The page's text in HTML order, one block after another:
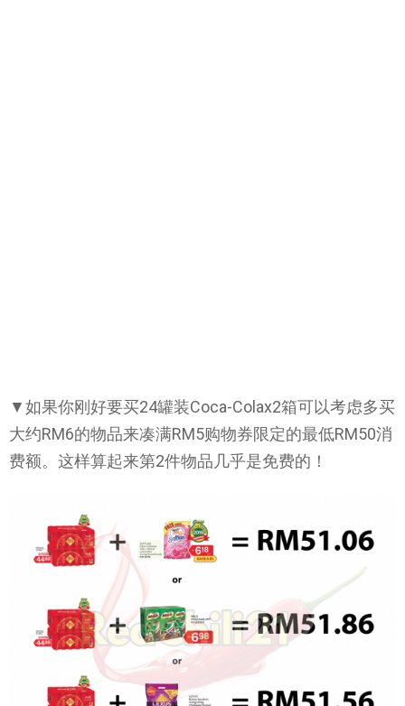
▼如果你刚好要买24罐装Coca-Colax2箱可以考虑多买
大约RM6的物品来凑满RM5购物券限定的最低RM50消
费额。这样算起来第2件物品几乎是免费的！